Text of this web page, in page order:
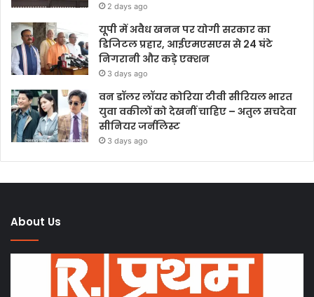
2 days ago
यूपी में अवैध खनन पर योगी सरकार का
डिजिटल प्रहार, आईएमएसएस से 24 घंटे
निगरानी और कड़े एक्शन
3 days ago
वन डॉलर लॉयर कोरिया टीवी सीरियल भारत
युवा वकीलों को देखनीं चाहिए – अतुल सचदेवा
सीनियर जर्नलिस्ट
3 days ago
About Us